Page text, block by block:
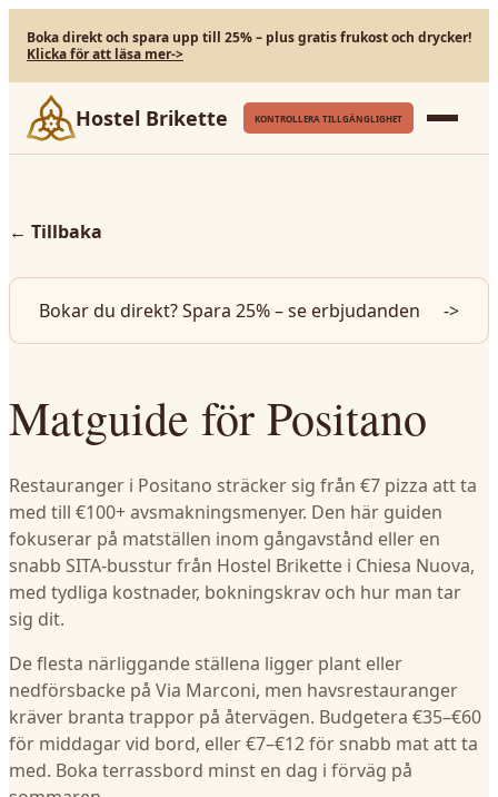
Boka direkt och spara upp till 25% – plus gratis frukost och drycker!
Klicka för att läsa mer->
Hostel Brikette KONTROLLERA TILLGÄNGLIGHET
← Tillbaka
Bokar du direkt? Spara 25% – se erbjudanden ->
Matguide för Positano
Restauranger i Positano sträcker sig från €7 pizza att ta
med till €100+ avsmakningsmenyer. Den här guiden
fokuserar på matställen inom gångavstånd eller en
snabb SITA-busstur från Hostel Brikette i Chiesa Nuova,
med tydliga kostnader, bokningskrav och hur man tar
sig dit.
De flesta närliggande ställena ligger plant eller
nedförsbacke på Via Marconi, men havsrestauranger
kräver branta trappor på återvägen. Budgetera €35–€60
för middagar vid bord, eller €7–€12 för snabb mat att ta
med. Boka terrassbord minst en dag i förväg på